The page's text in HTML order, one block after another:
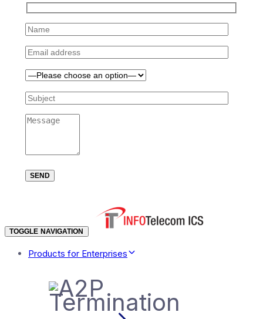
TOGGLE NAVIGATION
Products for Enterprises